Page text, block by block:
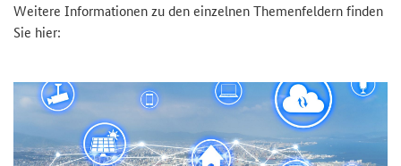
Wei­te­re In­for­ma­tio­nen zu den ein­zel­nen The­men­fel­dern fin­den
Sie hier: